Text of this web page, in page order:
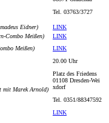
Tel. 03763/3727
Eidner)
LINK
Combo Meißen)
LINK
Meißen) LINK
mit Marek Arnold)
20.00 Uhr
Platz des Friedens
01108 Dresden-Wei
xdorf
Tel. 0351/88347592
LINK